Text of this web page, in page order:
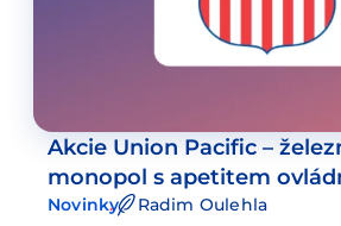
Akcie Union Pacific –
monopol s apetitem
Novinky Radim Oulehla